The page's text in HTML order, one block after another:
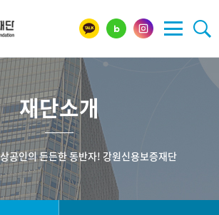
재단소개
공인의 든든한 동반자! 강원신용보증재단